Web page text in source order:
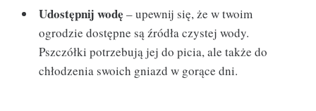
Udostępnij wodę – upewnij się, że w twoim
ogrodzie dostępne są źródła czystej wody.
Pszczółki potrzebują jej do picia, ale także do
chłodzenia swoich gniazd w gorące dni.